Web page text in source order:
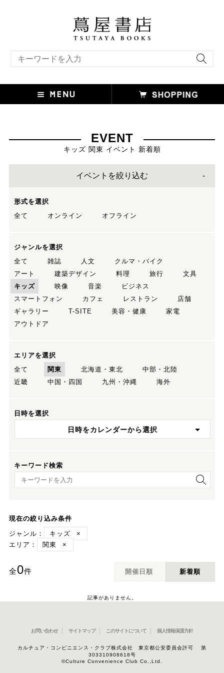
EVENT
キッズ 関東 イベント 新着順
イベントを絞り込む
形式を選択
全て
オンライン オフライン
ジャンルを選択
全て
雑誌 人文
クルマ・バイク
アート
建築デザイン 料理 旅行
文具
キッズ
映像 音楽
ビジネス
スマートフォン
カフェ レストラン
店舗
ギャラリー
T-SITE 美容・健康
家電
アウトドア
エリアを選択
全て
関東 北海道・東北
中部・北陸
近畿
中国・四国 九州・沖縄 海外
日時を選択
日時をカレンダーから選択
キーワード検索
キーワード検索
現在の絞り込み条件
ジャンル：
キッズ
×
エリア：
関東 ×
全0件 開催日順 新着順
記事がありません。
お問い合わせ サイトマップ このサイトについて 個人情報保護方針
カルチュア・コンビニエンス・クラブ株式会社 東京都公安委員会許可 第
303310908618号
©Culture Convenience Club Co.,Ltd.